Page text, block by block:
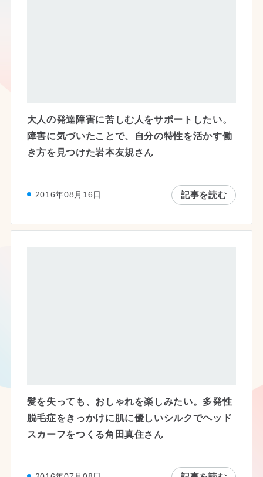
大人の発達障害に苦しむ人をサポートしたい。
障害に気づいたことで、自分の特性を活かす働
き方を見つけた岩本友規さん
2016年08月16日 記事を読む
髪を失っても、おしゃれを楽しみたい。多発性
脱毛症をきっかけに肌に優しいシルクでヘッド
スカーフをつくる角田真住さん